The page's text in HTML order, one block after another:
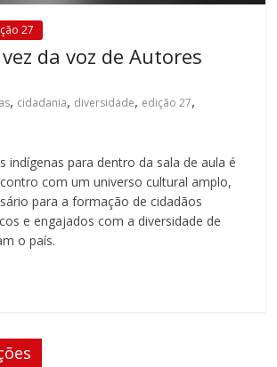
27
da voz de Autores
, cidadania, diversidade, edição 27,
indígenas para dentro da sala de aula é
com um universo cultural amplo,
para a formação de cidadãos
e engajados com a diversidade de
o país.